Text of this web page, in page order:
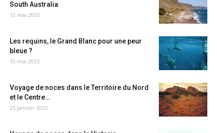
South Australia
12 mai 2023
Les requins, le Grand Blanc pour une peur
bleue ?
10 mai 2023
Voyage de noces dans le Territoire du Nord
et le Centre...
25 janvier 2023